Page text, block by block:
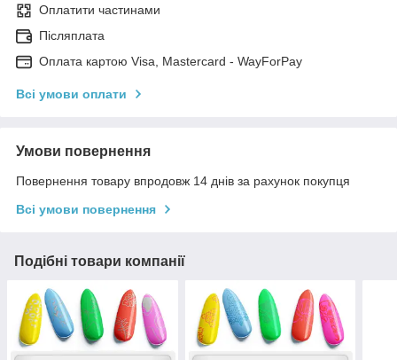
Оплатити частинами
Післяплата
Оплата картою Visa, Mastercard - WayForPay
Всі умови оплати
Умови повернення
Повернення товару впродовж 14 днів за рахунок покупця
Всі умови повернення
Подібні товари компанії